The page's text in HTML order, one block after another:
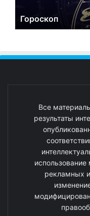
Гороскоп
Все
результаты
рекламных